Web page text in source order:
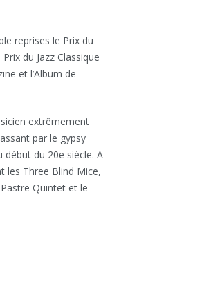
reprises le Prix du
du Jazz Classique
et l’Album de
extrêmement
par le gypsy
début du 20e siècle. A
les Three Blind Mice,
Quintet et le